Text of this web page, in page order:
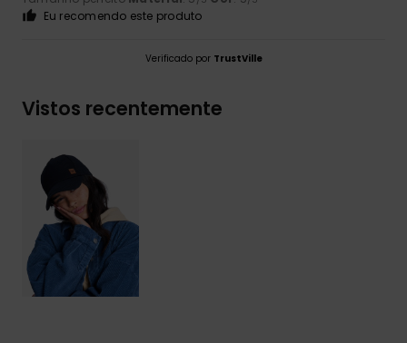
Eu recomendo este produto
Verificado por TrustVille
Vistos recentemente